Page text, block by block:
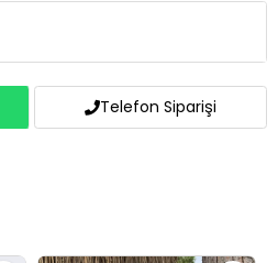
Telefon Siparişi